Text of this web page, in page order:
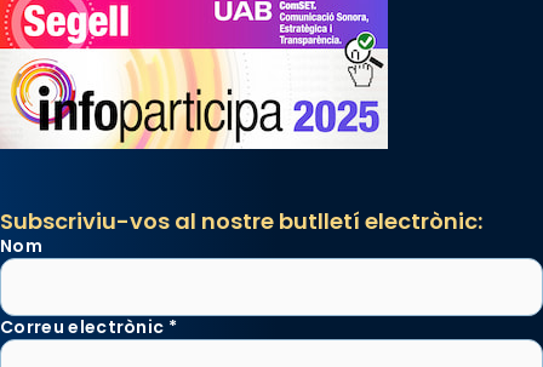
Subscriviu-vos al nostre butlletí electrònic:
Nom
Correu electrònic *